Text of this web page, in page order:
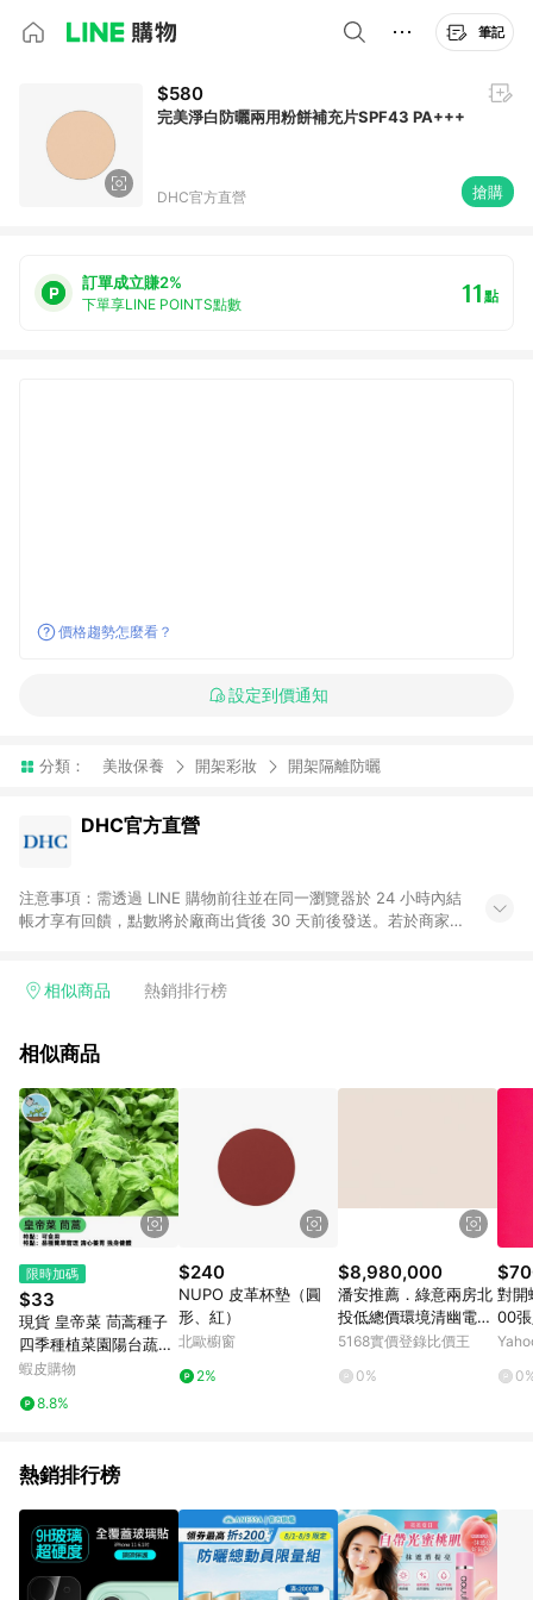
筆記
$580
完美淨白防曬兩用粉餅補充片SPF43 PA+++
DHC官方直營 搶購
訂單成立賺2%
下單享LINE POINTS點數 11點
價格趨勢怎麼看？
設定到價通知
分類： 美妝保養 開架彩妝 開架隔離防曬
DHC官方直營
注意事項：需透過 LINE 購物前往並在同一瀏覽器於 24 小時內結
帳才享有回饋，點數將於廠商出貨後 30 天前後發送。若於商家
相似商品 熱銷排行榜
相似商品
限時加碼
$33
現貨 皇帝菜 茼蒿種子
四季種植菜園陽台蔬菜
小葉虎耳茼蒿 光杆茼蒿
成 鮮嫩火鍋蔬 葉菜類
蝦皮購物
8.8%
$240
NUPO 皮革杯墊（圓
形、紅）
北歐櫥窗
2%
$8,980,000
潘安推薦．綠意兩房北
投低總價環境清幽電梯
美宅｜台北市北投區溫
5168實價登錄比價王
0%
對開
00
熱銷排行榜